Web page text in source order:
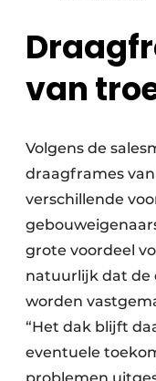
van
Volgens de
draagframes
verschillende
grote voordeel
natuurlijk dat de
worden
“Het dak blijft
eventuele